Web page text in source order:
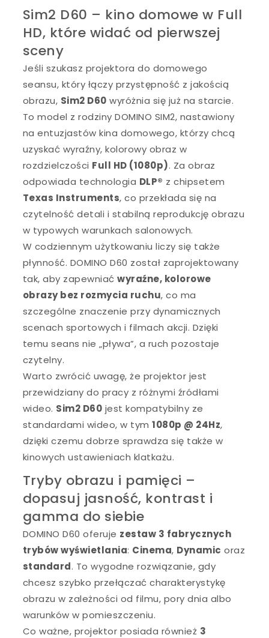
Sim2 D60 – kino domowe w Full
HD, które widać od pierwszej
sceny
Jeśli szukasz projektora do domowego
seansu, który łączy przystępność z jakością
obrazu, Sim2 D60 wyróżnia się już na starcie.
To model z rodziny DOMINO SIM2, nastawiony
na entuzjastów kina domowego, którzy chcą
uzyskać wyraźny, kolorowy obraz w
rozdzielczości Full HD (1080p). Za obraz
odpowiada technologia DLP® z chipsetem
Texas Instruments, co przekłada się na
czytelność detali i stabilną reprodukcję obrazu
w typowych warunkach salonowych.
W codziennym użytkowaniu liczy się także
płynność. DOMINO D60 został zaprojektowany
tak, aby zapewniaćwyraźne, kolorowe
obrazy bez rozmycia ruchu, co ma
szczególne znaczenie przy dynamicznych
scenach sportowych i filmach akcji. Dzięki
temu seans nie „pływa”, a ruch pozostaje
czytelny.
Warto zwrócić uwagę, że projektor jest
przewidziany do pracy z różnymi źródłami
wideo. Sim2 D60 jest kompatybilny ze
standardami wideo, w tym1080p @ 24Hz,
dzięki czemu dobrze sprawdza się także w
kinowych ustawieniach klatkażu.
Tryby obrazu i pamięci –
dopasuj jasność, kontrast i
gamma do siebie
DOMINO D60 oferuje zestaw 3 fabrycznych
trybów wyświetlania: Cinema, Dynamic oraz
standard. To wygodne rozwiązanie, gdy
chcesz szybko przełączać charakterystykę
obrazu w zależności od filmu, pory dnia albo
warunków w pomieszczeniu.
Co ważne, projektor posiada również 3